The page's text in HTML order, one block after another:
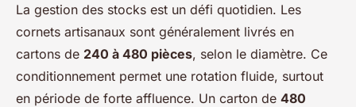
La gestion des stocks est un défi quotidien. Les
cornets artisanaux sont généralement livrés en
cartons de 240 à 480 pièces, selon le diamètre. Ce
conditionnement permet une rotation fluide, surtout
en période de forte affluence. Un carton de 480